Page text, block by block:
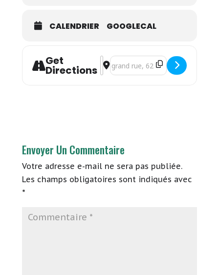
CALENDRIER GOOGLECAL
Get
Directions
Address - Philippe Imbert - "Danse
Destination Address - Philippe
Envoyer Un Commentaire
Votre adresse e-mail ne sera pas publiée.
Les champs obligatoires sont indiqués avec
*